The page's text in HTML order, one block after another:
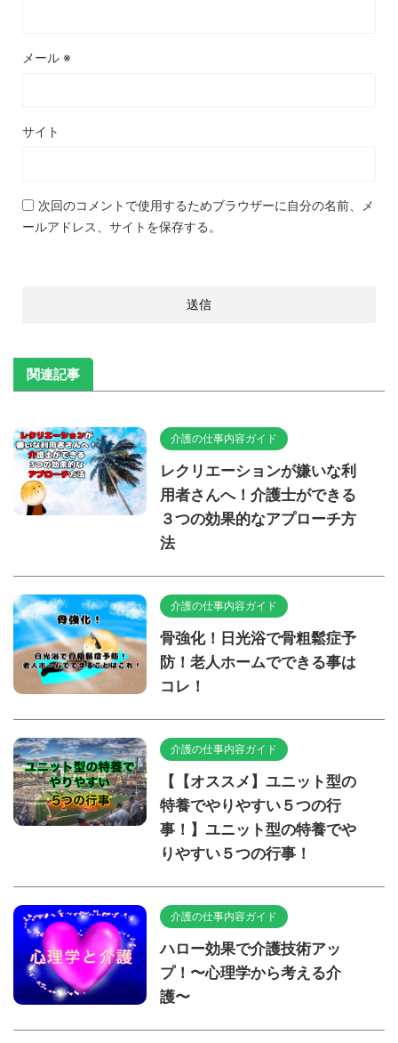
メール ※
サイト
次回のコメントで使用するためブラウザーに自分の名前、メ
ールアドレス、サイトを保存する。
関連記事
介護の仕事内容ガイド
レクリエーションが嫌いな利
用者さんへ！介護士ができる
３つの効果的なアプローチ方
法
介護の仕事内容ガイド
骨強化！日光浴で骨粗鬆症予
防！老人ホームでできる事は
コレ！
介護の仕事内容ガイド
【【オススメ】ユニット型の
特養でやりやすい５つの行
事！】ユニット型の特養でや
りやすい５つの行事！
介護の仕事内容ガイド
ハロー効果で介護技術アッ
プ！〜心理学から考える介
護〜